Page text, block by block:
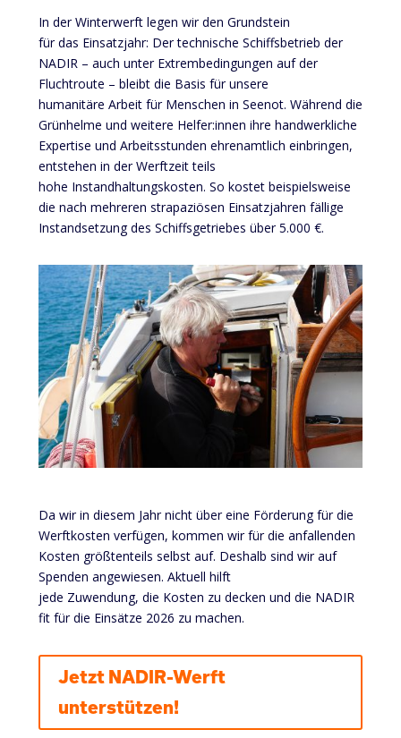
In der Winterwerft legen wir den Grundstein
für das Einsatzjahr: Der technische Schiffsbetrieb der
NADIR – auch unter Extrembedingungen auf der
Fluchtroute – bleibt die Basis für unsere
humanitäre Arbeit für Menschen in Seenot. Während die
Grünhelme und weitere Helfer:innen ihre handwerkliche
Expertise und Arbeitsstunden ehrenamtlich einbringen,
entstehen in der Werftzeit teils
hohe Instandhaltungskosten. So kostet beispielsweise
die nach mehreren strapaziösen Einsatzjahren fällige
Instandsetzung des Schiffsgetriebes über 5.000 €.
Da wir in diesem Jahr nicht über eine Förderung für die
Werftkosten verfügen, kommen wir für die anfallenden
Kosten größtenteils selbst auf. Deshalb sind wir auf
Spenden angewiesen. Aktuell hilft
jede Zuwendung, die Kosten zu decken und die NADIR
fit für die Einsätze 2026 zu machen.
Jetzt NADIR-Werft
unterstützen!